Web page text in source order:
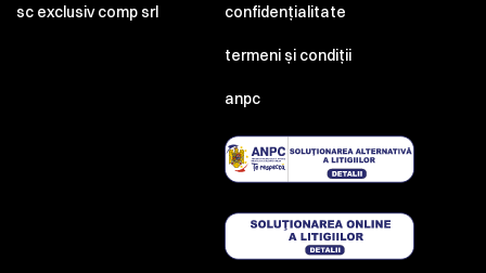
sc exclusiv comp srl confidențialitate
termeni și condiții
anpc